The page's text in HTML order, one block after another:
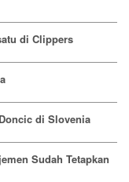
di Clippers
di Slovenia
Sudah Tetapkan